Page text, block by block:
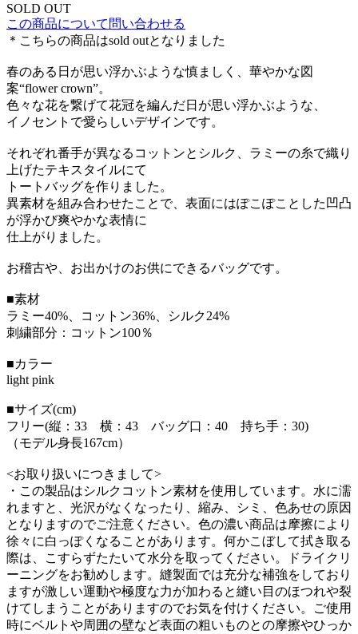
SOLD OUT
この商品について問い合わせる
＊こちらの商品はsold outとなりました
春のある日が思い浮かぶような慎ましく、華やかな図
案“flower crown”。
色々な花を繋げて花冠を編んだ日が思い浮かぶような、
イノセントで愛らしいデザインです。
それぞれ番手が異なるコットンとシルク、ラミーの糸で織り
上げたテキスタイルにて
トートバッグを作りました。
異素材を組み合わせたことで、表面にはぽこぽことした凹凸
が浮かび爽やかな表情に
仕上がりました。
お稽古や、お出かけのお供にできるバッグです。
■素材
ラミー40%、コットン36%、シルク24%
刺繍部分：コットン100％
■カラー
light pink
■サイズ(cm)
フリー(縦：33 横：43 バッグ口：40 持ち手：30)
（モデル身長167cm）
<お取り扱いにつきまして>
・この製品はシルクコットン素材を使用しています。水に濡
れますと、光沢がなくなったり、縮み、シミ、色あせの原因
となりますのでご注意ください。色の濃い商品は摩擦により
徐々に白っぽくなることがあります。何かこぼして拭き取る
際は、こすらずたたいて水分を取ってください。ドライクリ
ーニングをお勧めします。縫製面では充分な補強をしており
ますが激しい運動や極度な力が加わると縫い目のほつれや裂
けてしまうことがありますのでお気を付けください。ご使用
時にベルトや周囲の壁など表面の粗いものとの摩擦やひっか